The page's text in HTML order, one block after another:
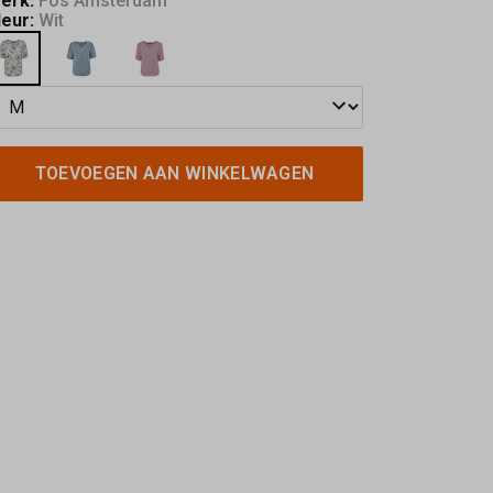
Wit
TOEVOEGEN AAN WINKELWAGEN